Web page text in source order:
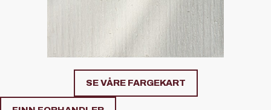
SE VÅRE FARGEKART